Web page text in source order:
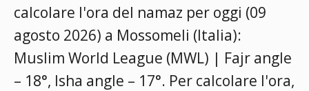
calcolare l'ora del namaz per oggi (09
agosto 2026) a Mossomeli (Italia):
Muslim World League (MWL) | Fajr angle
– 18°, Isha angle – 17°. Per calcolare l'ora,